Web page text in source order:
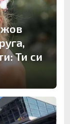
Ти си